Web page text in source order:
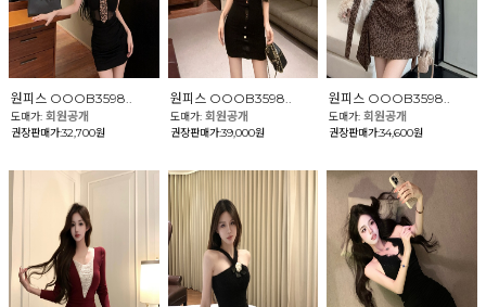
원피스 OOOB3598..
도매가: 회원공개
권장판매가:32,700원
원피스 OOOB3598..
도매가: 회원공개
권장판매가:39,000원
원피스 OOOB3598..
도매가:회원공개
권장판매가:34,600원